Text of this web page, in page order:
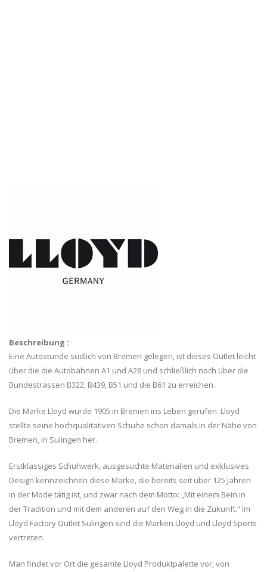
Beschreibung :
Eine Autostunde südlich von Bremen gelegen, ist dieses Outlet leicht
über die die Autobahnen A1 und A28 und schließlich noch über die
Bundestrassen B322, B439, B51 und die B61 zu erreichen.
Die Marke Lloyd wurde 1905 in Bremen ins Leben gerufen. Lloyd
stellte seine hochqualitativen Schuhe schon damals in der Nähe von
Bremen, in Sulingen her.
Erstklassiges Schuhwerk, ausgesuchte Materialien und exklusives
Design kennzeichnen diese Marke, die bereits seit über 125 Jahren
in der Mode tätig ist, und zwar nach dem Motto: „Mit einem Bein in
der Tradition und mit dem anderen auf den Weg in die Zukunft.“ Im
Lloyd Factory Outlet Sulingen sind die Marken Lloyd und Lloyd Sports
vertreten.
Man findet vor Ort die gesamte Lloyd Produktpalette vor, von